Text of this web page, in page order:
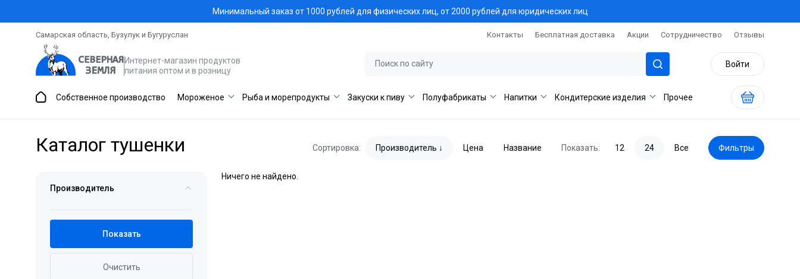
Минимальный заказ от 1000 рублей для физических лиц, от 2000 рублей для юридических лиц
Самарская область, Бузулук и Бугуруслан Контакты Бесплатная доставка Акции Сотрудничество Отзывы
Интернет-магазин продуктов
питания оптом и в розницу
Войти
Собственное производство Мороженое Рыба и морепродукты Закуски к пиву Полуфабрикаты Напитки Кондитерские изделия Прочее
Каталог тушенки Сортировка: Производитель Цена Название Показать: 12 24 Все Фильтры
Производитель
Показать
Очистить
Ничего не найдено.